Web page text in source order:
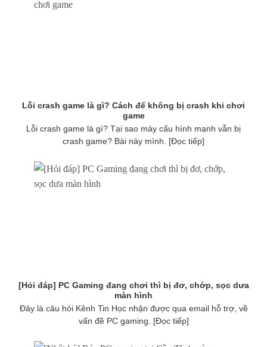
Lỗi crash game là gì? Cách để không bị crash khi chơi
game
Lỗi crash game là gì? Tại sao máy cấu hình mạnh vẫn bị
crash game? Bài này mình. [Đọc tiếp]
[Hỏi đáp] PC Gaming đang chơi thì bị đơ, chớp, sọc dưa
màn hình
Đây là câu hỏi Kênh Tin Học nhận được qua email hỗ trợ, về
vấn đề PC gaming. [Đọc tiếp]